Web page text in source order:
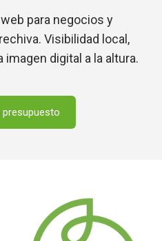
para negocios y
Visibilidad local,
digital a la altura.